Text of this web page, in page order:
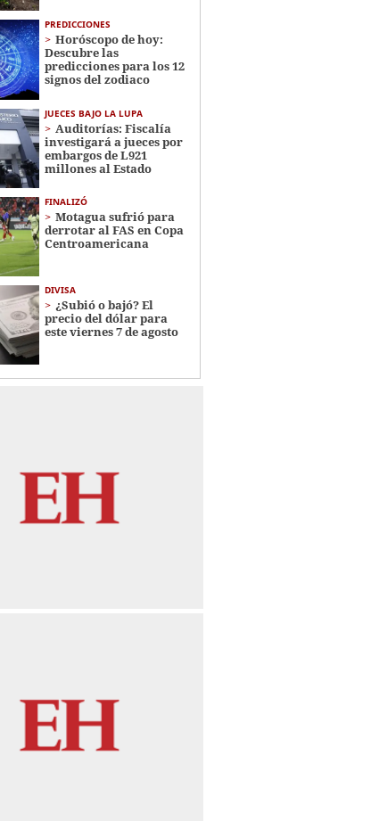
PREDICCIONES
Horóscopo de hoy:
Descubre las
predicciones para los 12
signos del zodiaco
JUECES BAJO LA LUPA
Auditorías: Fiscalía
investigará a jueces por
embargos de L921
millones al Estado
FINALIZÓ
Motagua sufrió para
derrotar al FAS en Copa
Centroamericana
DIVISA
¿Subió o bajó? El
precio del dólar para
este viernes 7 de agosto